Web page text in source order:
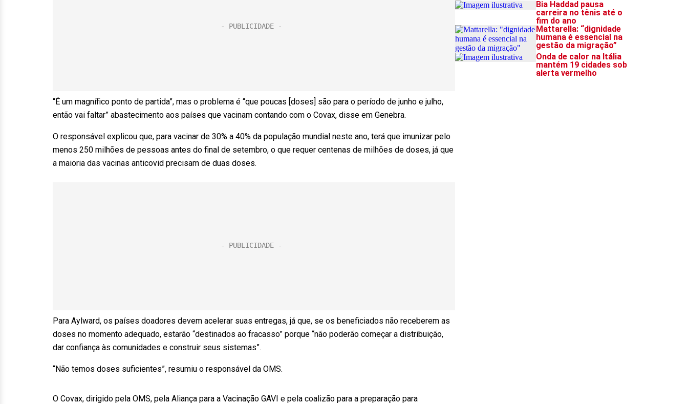
“É um magnífico ponto de partida”, mas o problema é “que poucas [doses] são para o período de junho e julho,
então vai faltar” abastecimento aos países que vacinam contando com o Covax, disse em Genebra.
O responsável explicou que, para vacinar de 30% a 40% da população mundial neste ano, terá que imunizar pelo
menos 250 milhões de pessoas antes do final de setembro, o que requer centenas de milhões de doses, já que
a maioria das vacinas anticovid precisam de duas doses.
Para Aylward, os países doadores devem acelerar suas entregas, já que, se os beneficiados não receberem as
doses no momento adequado, estarão “destinados ao fracasso” porque “não poderão começar a distribuição,
dar confiança às comunidades e construir seus sistemas”.
“Não temos doses suficientes”, resumiu o responsável da OMS.
O Covax, dirigido pela OMS, pela Aliança para a Vacinação GAVI e pela coalizão para a preparação para